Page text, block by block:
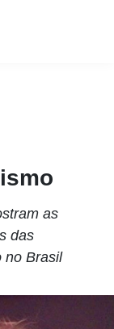
as
das
no Brasil